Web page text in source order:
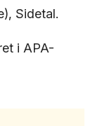
Sidetal.
i APA-